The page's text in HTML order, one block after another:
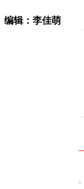
编辑：李佳萌